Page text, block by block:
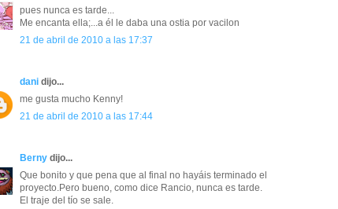
pues nunca es tarde...
Me encanta ella;...a él le daba una ostia por vacilon
21 de abril de 2010 a las 17:37
dani dijo...
me gusta mucho Kenny!
21 de abril de 2010 a las 17:44
Berny dijo...
Que bonito y que pena que al final no hayáis terminado el
proyecto.Pero bueno, como dice Rancio, nunca es tarde.
El traje del tío se sale.